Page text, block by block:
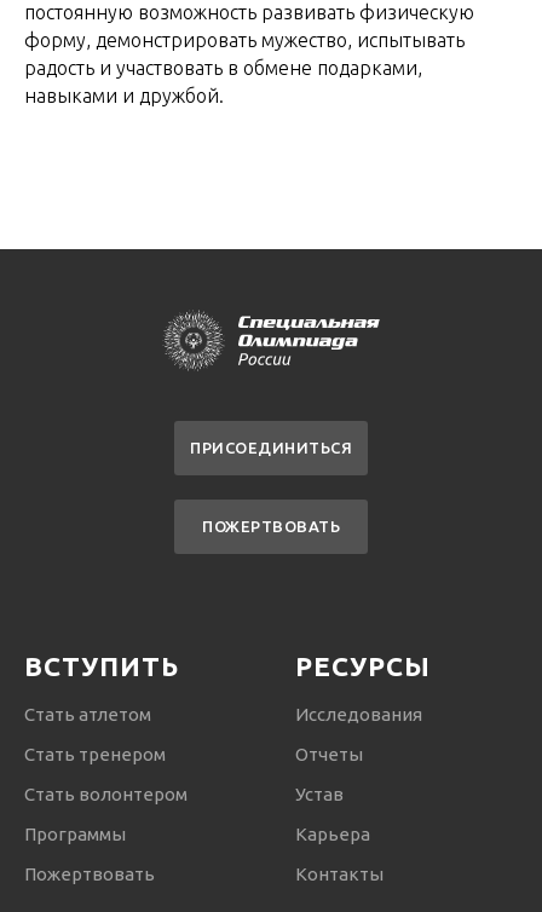
постоянную возможность развивать физическую
форму, демонстрировать мужество, испытывать
радость и участвовать в обмене подарками,
навыками и дружбой.
ПРИСОЕДИНИТЬСЯ
ПОЖЕРТВОВАТЬ
ВСТУПИТЬ
Стать атлетом
Стать тренером
Стать волонтером
Программы
Пожертвовать
РЕСУРСЫ
Исследования
Отчеты
Устав
Карьера
Контакты